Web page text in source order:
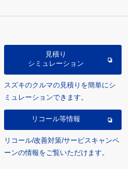
見積り
シミュレーション
スズキのクルマの見積りを簡単にシ
ミュレーションできます。
リコール等情報
リコール/改善対策/サービスキャンペ
ーンの情報をご覧いただけます。